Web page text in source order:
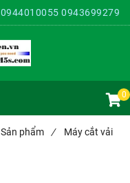
0944010055 0943699279
0
Sản phẩm / Máy cắt vải